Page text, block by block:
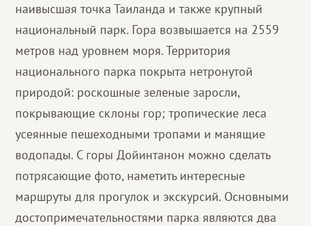
наивысшая точка Таиланда и также крупный
национальный парк. Гора возвышается на 2559
метров над уровнем моря. Территория
национального парка покрыта нетронутой
природой: роскошные зеленые заросли,
покрывающие склоны гор; тропические леса
усеянные пешеходными тропами и манящие
водопады. С горы Дойинтанон можно сделать
потрясающие фото, наметить интересные
маршруты для прогулок и экскурсий. Основными
достопримечательностями парка являются два